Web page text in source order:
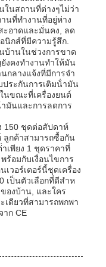
ในสถานที่ต่างๆไม่ว่า
นที่ทํางานที่อยู่ห่าง
ะอาดและมั่นคง, ลด
นิกส์ที่มีความรู้สึก.
บ้านในช่วงการขาด
งคงทํางานทําให้มัน
กลางแจ้งที่มีการจํา
ประกันการเติมน้ํามัน
นขณะที่เครื่องยนต์
มันและการลดการ
150 ชุดต่อสัปดาห์
ลูกค้าสามารถซื้อกัน
เพียง 1 ชุดราคาที่
ร้อมกับเงื่อนไขการ
เวอร์เตอร์นี้ชุดเครื่อง
เป็นตัวเลือกที่ดีสําห
องบ้าน, และใคร
เดียวที่สามารถพกพา
าก CE